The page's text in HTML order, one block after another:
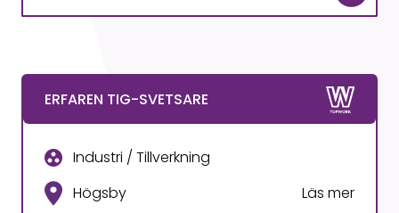
ERFAREN TIG-SVETSARE
Industri / Tillverkning
Högsby
Läs mer